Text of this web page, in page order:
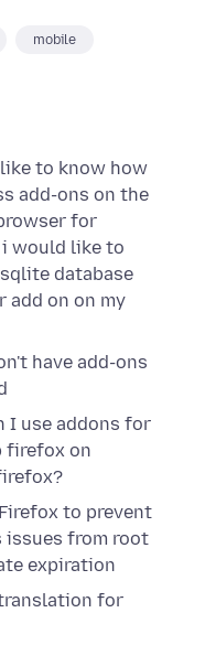
mobile
to know how
add-ons on the
for
would like to
database
add on on my
have add-ons
I use addons for
firefox on
to prevent
issues from root
expiration
for